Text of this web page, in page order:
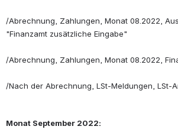
/Abrechnung, Zahlungen, Monat 08.2022,
"Finanzamt zusätzliche Eingabe"
/Abrechnung, Zahlungen, Monat 08.2022,
/Nach der Abrechnung, LSt-Meldungen, LSt-
Monat September 2022: